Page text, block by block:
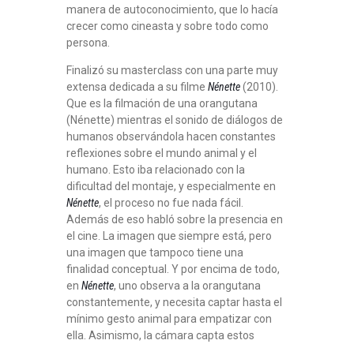
manera de autoconocimiento, que lo hacía
crecer como cineasta y sobre todo como
persona.
Finalizó su masterclass con una parte muy
extensa dedicada a su filme Nénette(2010).
Que es la filmación de una orangutana
(Nénette) mientras el sonido de diálogos de
humanos observándola hacen constantes
reflexiones sobre el mundo animal y el
humano. Esto iba relacionado con la
dificultad del montaje, y especialmente en
Nénette, el proceso no fue nada fácil.
Además de eso habló sobre la presencia en
el cine. La imagen que siempre está, pero
una imagen que tampoco tiene una
finalidad conceptual. Y por encima de todo,
en Nénette, uno observa a la orangutana
constantemente, y necesita captar hasta el
mínimo gesto animal para empatizar con
ella. Asimismo, la cámara capta estos